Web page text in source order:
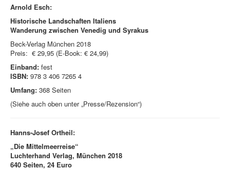
Arnold Esch:
Historische Landschaften Italiens
Wanderung zwischen Venedig und Syrakus
Beck-Verlag München 2018
Preis: € 29,95 (E-Book: € 24,99)
Einband: fest
ISBN: 978 3 406 7265 4
Umfang: 368 Seiten
(Siehe auch oben unter „Presse/Rezension“)
Hanns-Josef Ortheil:
„Die Mittelmeerreise“
Luchterhand Verlag, München 2018
640 Seiten, 24 Euro